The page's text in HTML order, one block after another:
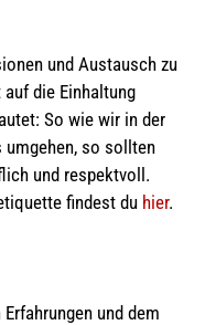
und Austausch zu
die Einhaltung
So wie wir in der
umgehen, so sollten
und respektvoll.
findest du hier.
und dem